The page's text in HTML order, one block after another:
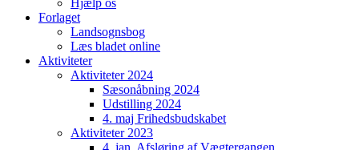
Hjælp os
Forlaget
Landsognsbog
Læs bladet online
Aktiviteter
Aktiviteter 2024
Sæsonåbning 2024
Udstilling 2024
4. maj Frihedsbudskabet
Aktiviteter 2023
4. jan. Afsløring af Vægtergangen